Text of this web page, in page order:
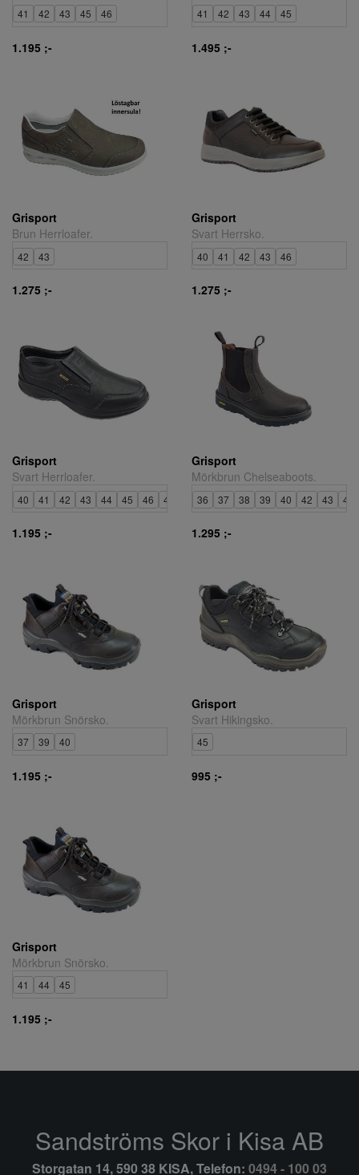
41 42 43 45 46
1.195 ;-
41 42 43 44 45
1.495 ;-
Grisport
Brun Herrloafer.
42 43
1.275 ;-
Grisport
Svart Herrsko.
40 41 42 43 46
1.275 ;-
Grisport
Svart Herrloafer.
40 41 42 43 44 45 46 47
1.195 ;-
Grisport
Mörkbrun Chelseaboots.
36 37 38 39 40 42 43 44
1.295 ;-
Grisport
Mörkbrun Snörsko.
37 39 40
1.195 ;-
Grisport
Svart Hikingsko.
45
995 ;-
Grisport
Mörkbrun Snörsko.
41 44 45
1.195 ;-
Sandströms Skor i Kisa AB
Storgatan 14, 590 38 KISA, Telefon: 0494 - 100 03